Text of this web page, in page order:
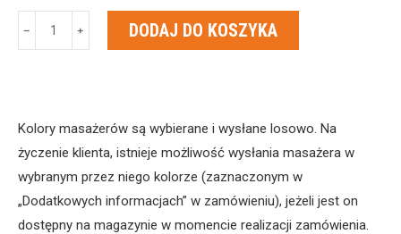
Masażer
﹣ ﹢ DODAJ DO KOSZYKA
Kolory masażerów są wybierane i wysłane losowo. Na
życzenie klienta, istnieje możliwość wysłania masażera w
wybranym przez niego kolorze (zaznaczonym w
„Dodatkowych informacjach” w zamówieniu), jeżeli jest on
dostępny na magazynie w momencie realizacji zamówienia.